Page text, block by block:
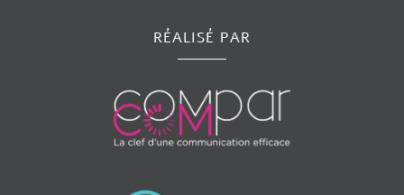
RÉALISÉ PAR